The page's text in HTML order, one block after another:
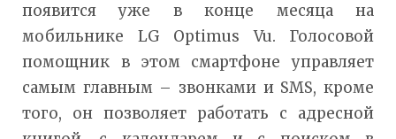
появится уже в конце месяца на
мобильнике LG Optimus Vu. Голосовой
помощник в этом смартфоне управляет
самым главным – звонками и SMS, кроме
того, он позволяет работать с адресной